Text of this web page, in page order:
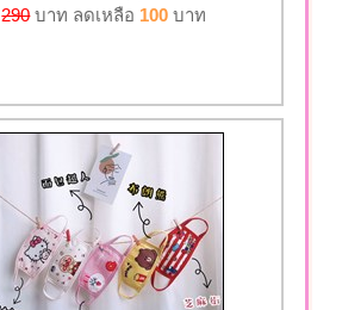
290บาท ลดเหลือ 100 บาท